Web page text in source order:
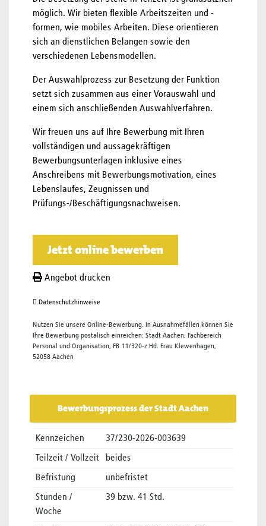
möglich. Wir bieten flexible Arbeitszeiten und -
formen, wie mobiles Arbeiten. Diese orientieren
sich an dienstlichen Belangen sowie den
verschiedenen Lebensmodellen.
Der Auswahlprozess zur Besetzung der Funktion
setzt sich zusammen aus einer Vorauswahl und
einem sich anschließenden Auswahlverfahren.
Wir freuen uns auf Ihre Bewerbung mit Ihren
vollständigen und aussagekräftigen
Bewerbungsunterlagen inklusive eines
Anschreibens mit Bewerbungsmotivation, eines
Lebenslaufes, Zeugnissen und
Prüfungs-/Beschäftigungsnachweisen.
Jetzt online bewerben
Angebot drucken
Datenschutzhinweise
Nutzen Sie unsere Online-Bewerbung. In Ausnahmefällen können Sie
Ihre Bewerbung postalisch einreichen: Stadt Aachen, Fachbereich
Personal und Organisation, FB 11/320-z.Hd. Frau Klewenhagen,
52058 Aachen
Bewerbungsprozess der Stadt Aachen
Kennzeichen 37/230-2026-003639
Teilzeit / Vollzeit beides
Befristung unbefristet
Stunden /
Woche
39 bzw. 41 Std.